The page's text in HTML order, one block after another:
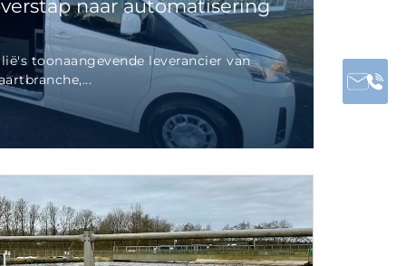
naar automatisering
toonaangevende leverancier van